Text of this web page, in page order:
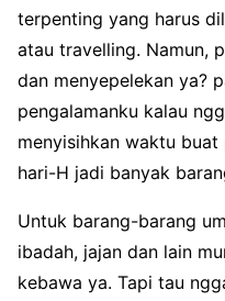
terpenting yang harus
atau travelling. Namun,
dan menyepelekan ya?
pengalamanku kalau
menyisihkan waktu
hari-H jadi banyak
Untuk barang-barang
ibadah, jajan dan lain
kebawa ya. Tapi tau